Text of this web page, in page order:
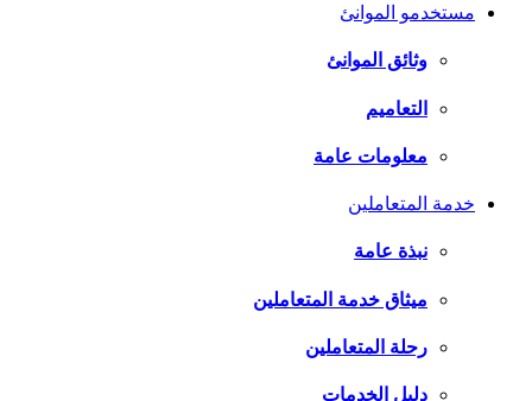
مستخدمو الموانئ
وثائق الموانئ
التعاميم
معلومات عامة
خدمة المتعاملين
نبذة عامة
ميثاق خدمة المتعاملين
رحلة المتعاملين
دليل الخدمات